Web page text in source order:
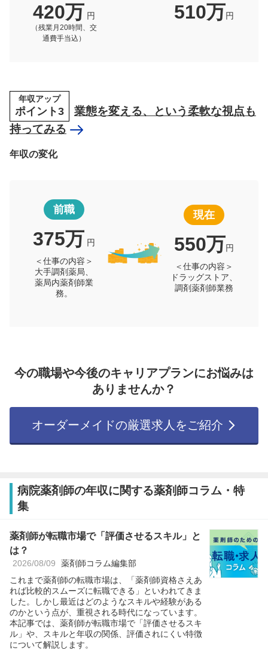
420万 円
（残業月20時間、交
通費手当込）
510万円
年収アップ
ポイント3
業態を変える、という柔軟な視点も
持ってみる
年収の変化
前職
375万 円
＜仕事の内容＞
大手調剤薬局、
薬局内薬剤師業
務。
現在
550万円
＜仕事の内容＞
ドラッグストア、
調剤薬剤師業務
今の職場や今後のキャリアプランにお悩みは
ありませんか？
オーダーメイドの厳選求人をご紹介
病院薬剤師の年収に関する薬剤師コラム・特
集
薬剤師が転職市場で「評価させるスキル」と
は？
2026/08/09 薬剤師コラム編集部
これまで薬剤師の転職市場は、「薬剤師資格さえあ
れば比較的スムーズに転職できる」といわれてきま
した。しかし最近はどのようなスキルや経験がある
のかという点が、重視される時代になっています。
本記事では、薬剤師が転職市場で「評価させるスキ
ル」や、スキルと年収の関係、評価されにくい特徴
について解説します。